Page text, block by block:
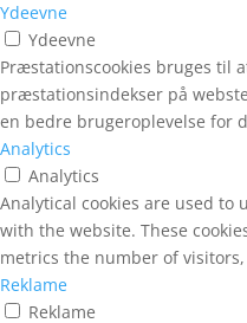
Ydeevne
Ydeevne
Præstationscookies bruges til
præstationsindekser på
en bedre brugeroplevelse for
Analytics
Analytics
Analytical cookies are used
with the website. These
metrics the number of
Reklame
Reklame